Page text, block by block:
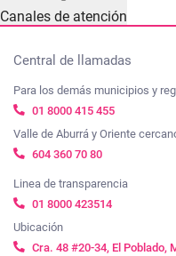
Canales de atención
Central de llamadas
Para los demás municipios y
01 8000 415 455
Valle de Aburrá y Oriente
604 360 70 80
Linea de transparencia
01 8000 423514
Ubicación
Cra. 48 #20-34, El Poblado,